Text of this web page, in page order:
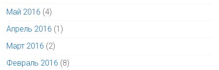
Май 2016 (4)
Апрель 2016 (1)
Март 2016 (2)
Февраль 2016 (8)